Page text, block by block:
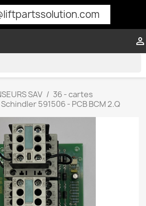

SAV
36 - cartes
Schindler 591506 - PCB BCM 2.Q